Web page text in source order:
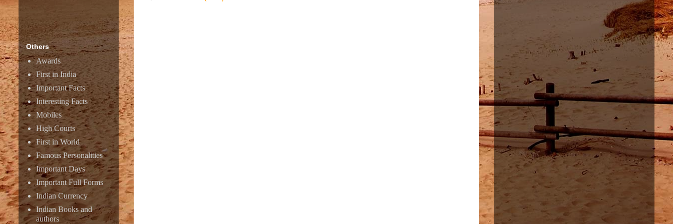
Others
Awards
First in India
Important Facts
Interesting Facts
Mobiles
High Courts
First in World
Famous Personalities
Important Days
Important Full Forms
Indian Currency
Indian Books and
authors